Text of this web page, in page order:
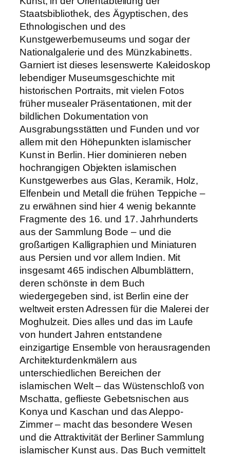
Staatsbibliothek, des Ägyptischen, des
Ethnologischen und des
Kunstgewerbemuseums und sogar der
Nationalgalerie und des Münzkabinetts.
Garniert ist dieses lesenswerte Kaleidoskop
lebendiger Museumsgeschichte mit
historischen Portraits, mit vielen Fotos
früher musealer Präsentationen, mit der
bildlichen Dokumentation von
Ausgrabungsstätten und Funden und vor
allem mit den Höhepunkten islamischer
Kunst in Berlin. Hier dominieren neben
hochrangigen Objekten islamischen
Kunstgewerbes aus Glas, Keramik, Holz,
Elfenbein und Metall die frühen Teppiche –
zu erwähnen sind hier 4 wenig bekannte
Fragmente des 16. und 17. Jahrhunderts
aus der Sammlung Bode – und die
großartigen Kalligraphien und Miniaturen
aus Persien und vor allem Indien. Mit
insgesamt 465 indischen Albumblättern,
deren schönste in dem Buch
wiedergegeben sind, ist Berlin eine der
weltweit ersten Adressen für die Malerei der
Moghulzeit. Dies alles und das im Laufe
von hundert Jahren entstandene
einzigartige Ensemble von herausragenden
Architekturdenkmälern aus
unterschiedlichen Bereichen der
islamischen Welt – das Wüstenschloß von
Mschatta, geflieste Gebetsnischen aus
Konya und Kaschan und das Aleppo-
Zimmer – macht das besondere Wesen
und die Attraktivität der Berliner Sammlung
islamischer Kunst aus. Das Buch vermittelt